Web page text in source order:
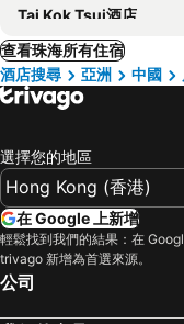
Tai Kok Tsui酒店
查看珠海所有住宿
酒店搜尋
亞洲 中國
選擇您的地區
在 Google 上新增
輕鬆找到我們的結果：在
trivago 新增為首選來源。
公司